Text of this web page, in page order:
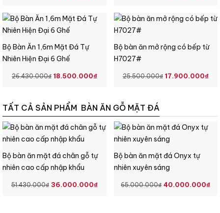
LÀ:
15.500.000₫.
TẠI
LÀ:
Bộ Bàn Ăn 1,6m Mặt Đá Tự
Nhiên Hiện Đại 6 Ghế
26.430.000₫ GIÁ
26.430.000₫.
18.500.000₫GIÁ
LÀ:
18.500.000₫.
Bộ bàn ăn mở rộng có bếp từ
H7027#
25.500.000₫ GIÁ
17.900.000₫
TẤT CẢ SẢN PHẨM BÀN ĂN GỖ MẶT ĐÁ
Bộ bàn ăn mặt đá chân gỗ tự
nhiên cao cấp nhập khẩu
51.430.000₫ GIÁ
36.000.000₫GIÁ
Bộ bàn ăn mặt đá Onyx tự
nhiên xuyên sáng
65.000.000₫ GIÁ
40.000.000₫